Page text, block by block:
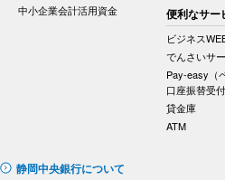
中小企業会計活用資金
便利なサー
ビジネス
でんさいサ
Pay-easy（
口座振替受
貸金庫
ATM
静岡中央銀行について